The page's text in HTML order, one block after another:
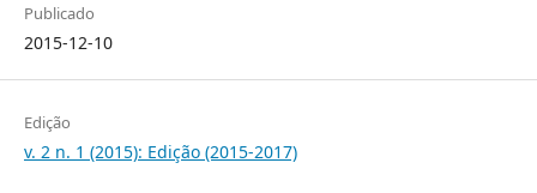
Publicado
2015-12-10
Edição
v. 2 n. 1 (2015): Edição (2015-2017)